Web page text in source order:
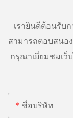
เรายินดีต้อนรับ
สามารถตอบสนอ
กรุณาเยี่ยมชมเว็
ชื่อบริษัท